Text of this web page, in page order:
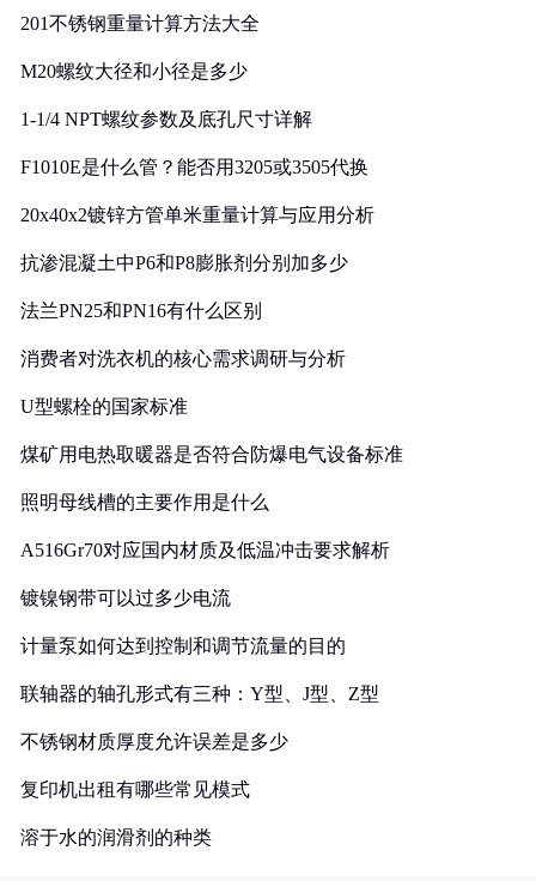
201不锈钢重量计算方法大全
M20螺纹大径和小径是多少
1-1/4 NPT螺纹参数及底孔尺寸详解
F1010E是什么管？能否用3205或3505代换
20x40x2镀锌方管单米重量计算与应用分析
抗渗混凝土中P6和P8膨胀剂分别加多少
法兰PN25和PN16有什么区别
消费者对洗衣机的核心需求调研与分析
U型螺栓的国家标准
煤矿用电热取暖器是否符合防爆电气设备标准
照明母线槽的主要作用是什么
A516Gr70对应国内材质及低温冲击要求解析
镀镍钢带可以过多少电流
计量泵如何达到控制和调节流量的目的
联轴器的轴孔形式有三种：Y型、J型、Z型
不锈钢材质厚度允许误差是多少
复印机出租有哪些常见模式
溶于水的润滑剂的种类